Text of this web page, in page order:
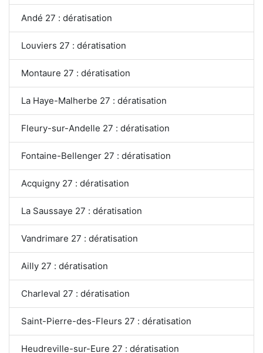
Andé 27 : dératisation
Louviers 27 : dératisation
Montaure 27 : dératisation
La Haye-Malherbe 27 : dératisation
Fleury-sur-Andelle 27 : dératisation
Fontaine-Bellenger 27 : dératisation
Acquigny 27 : dératisation
La Saussaye 27 : dératisation
Vandrimare 27 : dératisation
Ailly 27 : dératisation
Charleval 27 : dératisation
Saint-Pierre-des-Fleurs 27 : dératisation
Heudreville-sur-Eure 27 : dératisation